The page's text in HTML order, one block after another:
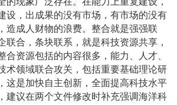
设，出成果的没有市场，有市场的没有
造成人财物的浪费。整合就是强强联
联合，条块联系，就是科技资源共享，
合资源包括的内容很多，能力、人才、
术领域联合攻关，包括重要基础理论研
这是加快自主创新，全面提高科技水平
建议在两个文件修改时补充强调海洋科